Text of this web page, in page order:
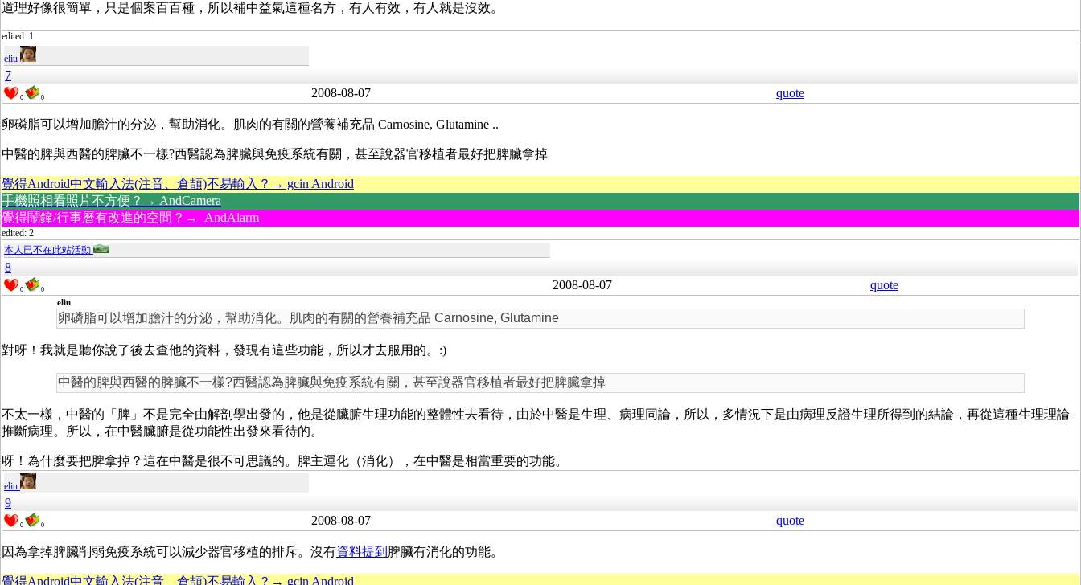
道理好像很簡單，只是個案百百種，所以補中益氣這種名方，有人有效，有人就是沒效。
edited: 1
eliu
7
0 0 2008-08-07 quote
卵磷脂可以增加膽汁的分泌，幫助消化。肌肉的有關的營養補充品 Carnosine, Glutamine ..
中醫的脾與西醫的脾臟不一樣?西醫認為脾臟與免疫系統有關，甚至說器官移植者最好把脾臟拿掉
覺得Android中文輸入法(注音、倉頡)不易輸入？→ gcin Android
手機照相看照片不方便？→ AndCamera
覺得鬧鐘/行事曆有改進的空間？→ AndAlarm
edited: 2
本人已不在此站活動
8
0 0 2008-08-07 quote
eliu
卵磷脂可以增加膽汁的分泌，幫助消化。肌肉的有關的營養補充品 Carnosine, Glutamine
對呀！我就是聽你說了後去查他的資料，發現有這些功能，所以才去服用的。:)
中醫的脾與西醫的脾臟不一樣?西醫認為脾臟與免疫系統有關，甚至說器官移植者最好把脾臟拿掉
不太一樣，中醫的「脾」不是完全由解剖學出發的，他是從臟腑生理功能的整體性去看待，由於中醫是生理、病理同論，所以，多情況下是由病理反證生理所得到的結論，再從這種生理理論
推斷病理。所以，在中醫臟腑是從功能性出發來看待的。
呀！為什麼要把脾拿掉？這在中醫是很不可思議的。脾主運化（消化），在中醫是相當重要的功能。
eliu
9
0 0 2008-08-07 quote
因為拿掉脾臟削弱免疫系統可以減少器官移植的排斥。沒有資料提到 脾臟有消化的功能。
覺得Android中文輸入法(注音、倉頡)不易輸入？→ gcin Android